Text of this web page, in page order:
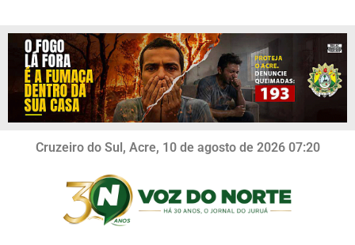
Cruzeiro do Sul, Acre, 10 de agosto de 2026 07:20